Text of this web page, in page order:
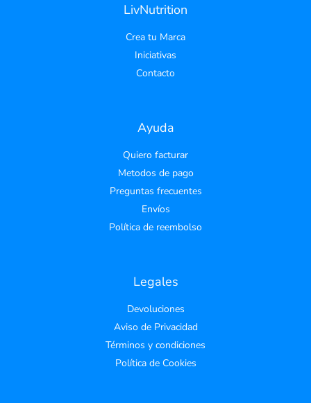
LivNutrition
Crea tu Marca
Iniciativas
Contacto
Ayuda
Quiero facturar
Metodos de pago
Preguntas frecuentes
Envíos
Política de reembolso
Legales
Devoluciones
Aviso de Privacidad
Términos y condiciones
Política de Cookies